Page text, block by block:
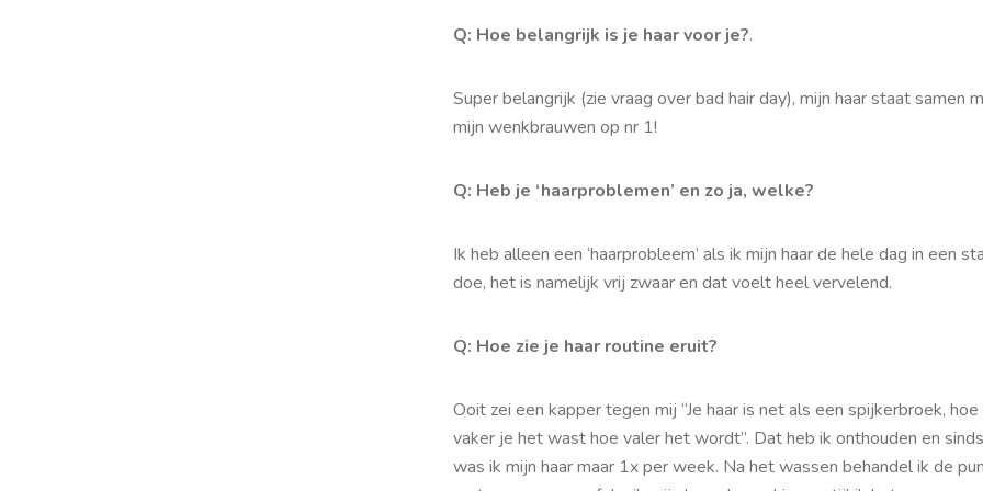
Q: Hoe belangrijk is je haar voor je?.
Super belangrijk (zie vraag over bad hair day), mijn haar staat samen
mijn wenkbrauwen op nr 1!
Q: Heb je ‘haarproblemen’ en zo ja, welke?
Ik heb alleen een ‘haarprobleem’ als ik mijn haar de hele dag in een
doe, het is namelijk vrij zwaar en dat voelt heel vervelend.
Q: Hoe zie je haar routine eruit?
Ooit zei een kapper tegen mij “Je haar is net als een spijkerbroek, hoe
vaker je het wast hoe valer het wordt”. Dat heb ik onthouden en
was ik mijn haar maar 1x per week. Na het wassen behandel ik de